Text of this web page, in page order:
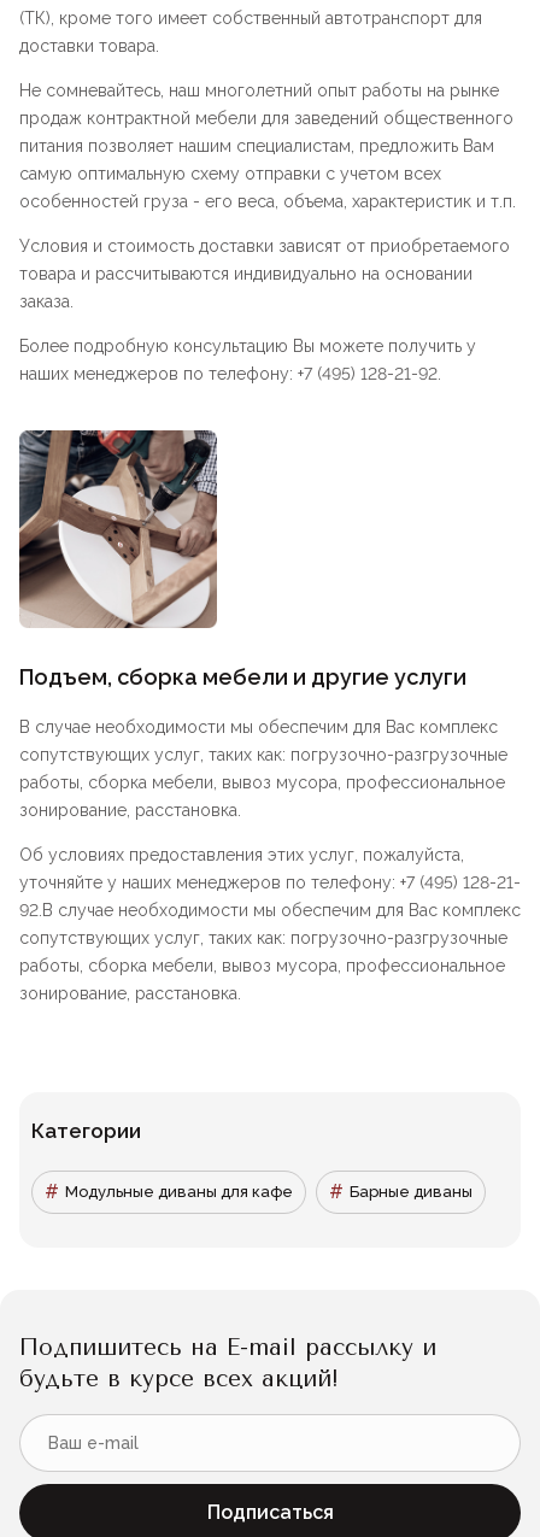
(ТК), кроме того имеет собственный автотранспорт для
доставки товара.
Не сомневайтесь, наш многолетний опыт работы на рынке
продаж контрактной мебели для заведений общественного
питания позволяет нашим специалистам, предложить Вам
самую оптимальную схему отправки с учетом всех
особенностей груза - его веса, объема, характеристик и т.п.
Условия и стоимость доставки зависят от приобретаемого
товара и рассчитываются индивидуально на основании
заказа.
Более подробную консультацию Вы можете получить у
наших менеджеров по телефону: +7 (495) 128-21-92.
Подъем, сборка мебели и другие услуги
В случае необходимости мы обеспечим для Вас комплекс
сопутствующих услуг, таких как: погрузочно-разгрузочные
работы, сборка мебели, вывоз мусора, профессиональное
зонирование, расстановка.
Об условиях предоставления этих услуг, пожалуйста,
уточняйте у наших менеджеров по телефону: +7 (495) 128-21-
92.В случае необходимости мы обеспечим для Вас комплекс
сопутствующих услуг, таких как: погрузочно-разгрузочные
работы, сборка мебели, вывоз мусора, профессиональное
зонирование, расстановка.
Категории
Модульные диваны для кафе Барные диваны
Подпишитесь на E-mail рассылку и
будьте в курсе всех акций!
Подписаться